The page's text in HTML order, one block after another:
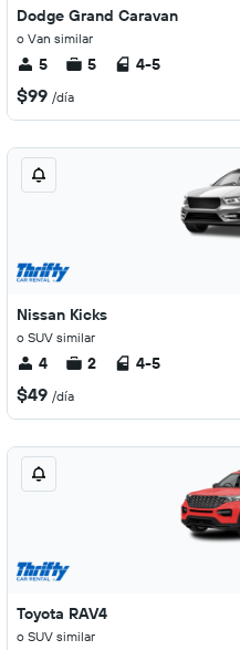
Dodge Grand Caravan
o Van similar
5 5 4-5
$99 /día
Nissan Kicks
o SUV similar
4 2 4-5
$49 /día
Toyota RAV4
o SUV similar